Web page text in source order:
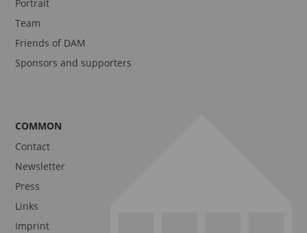
Portrait
Team
Friends of DAM
Sponsors and supporters
COMMON
Contact
Newsletter
Press
Links
Imprint